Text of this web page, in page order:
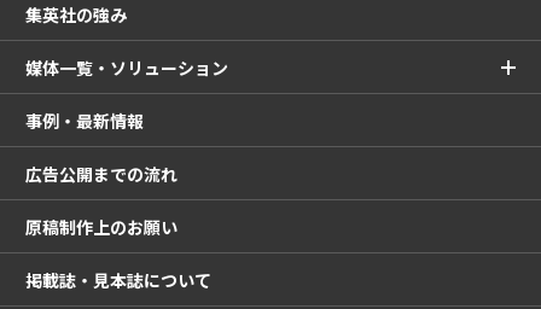
集英社の強み
媒体一覧・ソリューション
事例・最新情報
広告公開までの流れ
原稿制作上のお願い
掲載誌・見本誌について